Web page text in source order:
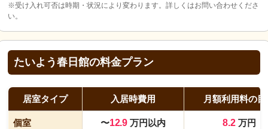
※受け入れ可否は時期・状況により変わります。詳しくはお問い合わせくださ
い。
たいよう春日館の料金プラン
居室タイプ 入居時費用 月額利用料の
個室 〜12.9万円以内 8.2万円